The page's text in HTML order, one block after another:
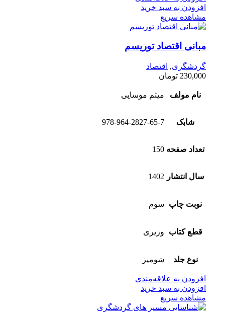
افزودن به سبد خرید
مشاهده سریع
مبانی اقتصاد توریسم
گردشگری, اقتصاد
230,000 تومان
نام مولف میثم موسایی
شابک 978-964-2827-65-7
تعداد صفحه 150
سال انتشار 1402
نوبت چاپ سوم
قطع کتاب وزیری
نوع جلد شومیز
افزودن به علاقه‌مندی
افزودن به سبد خرید
مشاهده سریع